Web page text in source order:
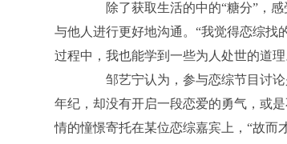
除了获取生活的中的“糖分”，感
与他人进行更好地沟通。“我觉得恋综找
过程中，我也能学到一些为人处世的道理
邹艺宁认为，参与恋综节目讨论
年纪，却没有开启一段恋爱的勇气，或
情的憧憬寄托在某位恋综嘉宾上，“故而